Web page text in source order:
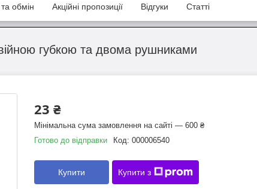
обмін Акційні пропозиції Відгуки Статті
губкою та двома рушниками
23 ₴
Мінімальна сума замовлення на сайті — 600 ₴
Готово до відправки
Код: 000006540
Купити Купити з